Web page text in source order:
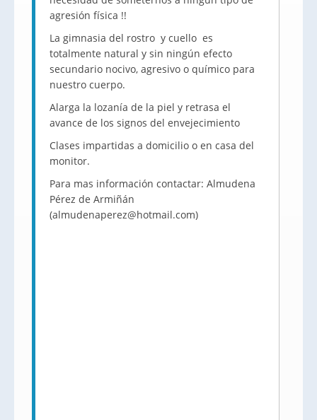
agresión física !!
La gimnasia del rostro y cuello es
totalmente natural y sin ningún efecto
secundario nocivo, agresivo o químico para
nuestro cuerpo.
Alarga la lozanía de la piel y retrasa el
avance de los signos del envejecimiento
Clases impartidas a domicilio o en casa del
monitor.
Para mas información contactar: Almudena
Pérez de Armiñán
(almudenaperez@hotmail.com)